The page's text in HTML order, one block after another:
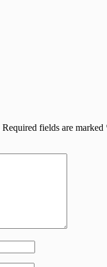
Required fields are marked